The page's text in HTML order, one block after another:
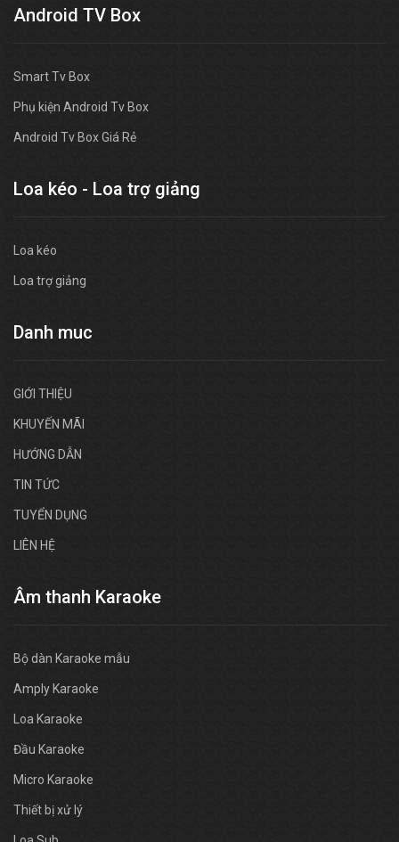
Android TV Box
Smart Tv Box
Phụ kiện Android Tv Box
Android Tv Box Giá Rẻ
Loa kéo - Loa trợ giảng
Loa kéo
Loa trợ giảng
Danh muc
GIỚI THIỆU
KHUYẾN MÃI
HƯỚNG DẪN
TIN TỨC
TUYỂN DỤNG
LIÊN HỆ
Âm thanh Karaoke
Bộ dàn Karaoke mẫu
Amply Karaoke
Loa Karaoke
Đầu Karaoke
Micro Karaoke
Thiết bị xử lý